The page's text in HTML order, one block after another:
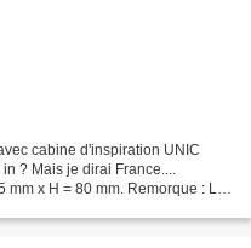
cabine d'inspiration UNIC
? Mais je dirai France....
mm x H = 80 mm. Remorque : L =